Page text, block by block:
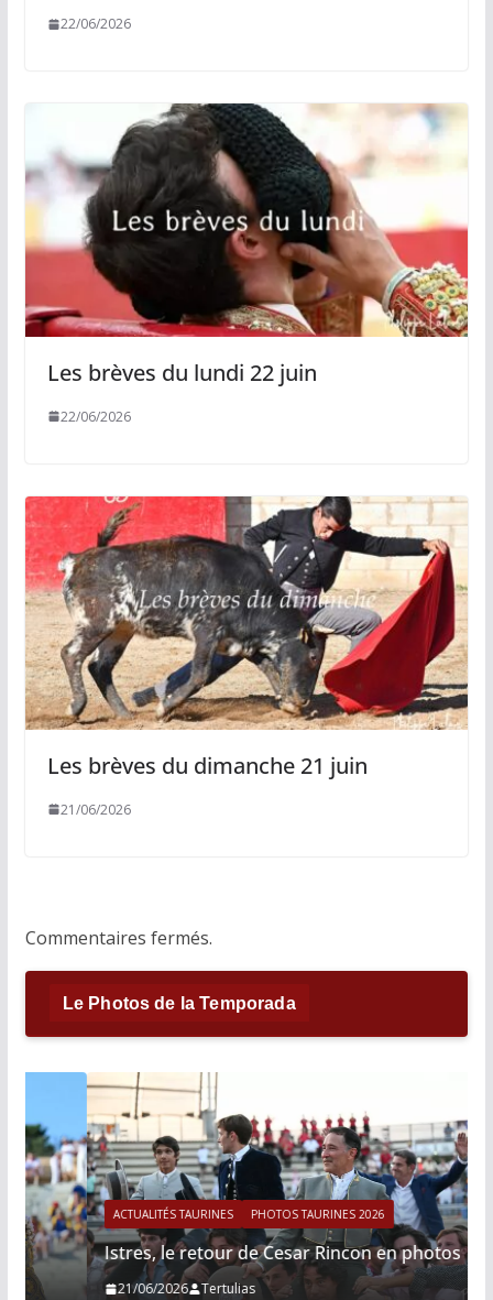
22/06/2026
Les brèves du lundi 22 juin
22/06/2026
Les brèves du dimanche 21 juin
21/06/2026
Commentaires fermés.
Le Photos de la Temporada
ACTUALITÉS TAURINES PHOTOS TAURINES 2026
Istres, le retour de Cesar Rincon en photos
21/06/2026 Tertulias